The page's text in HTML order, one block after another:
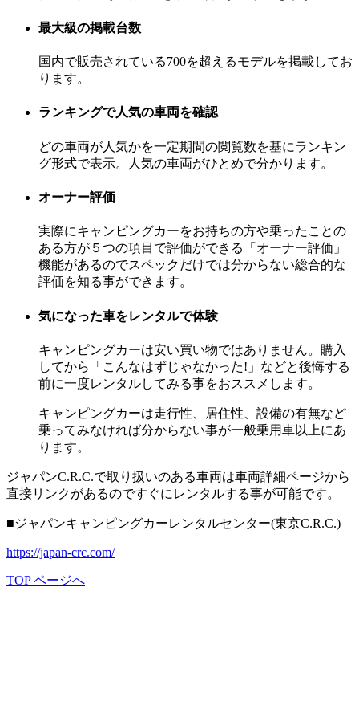
最大級の掲載台数
国内で販売されている700を超えるモデルを掲載してお
ります。
ランキングで人気の車両を確認
どの車両が人気かを一定期間の閲覧数を基にランキン
グ形式で表示。人気の車両がひとめで分かります。
オーナー評価
実際にキャンピングカーをお持ちの方や乗ったことの
ある方が５つの項目で評価ができる「オーナー評価」
機能があるのでスペックだけでは分からない総合的な
評価を知る事ができます。
気になった車をレンタルで体験
キャンピングカーは安い買い物ではありません。購入
してから「こんなはずじゃなかった!」などと後悔する
前に一度レンタルしてみる事をおススメします。
キャンピングカーは走行性、居住性、設備の有無など
乗ってみなければ分からない事が一般乗用車以上にあ
ります。
ジャパンC.R.C.で取り扱いのある車両は車両詳細ページから
直接リンクがあるのですぐにレンタルする事が可能です。
■ジャパンキャンピングカーレンタルセンター(東京C.R.C.)
https://japan-crc.com/
TOP ページへ